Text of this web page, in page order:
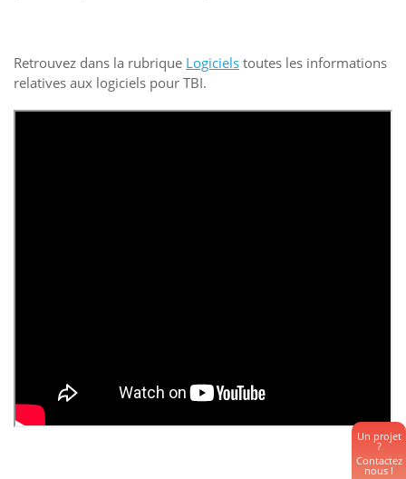
Un projet
?
Contactez
nous !
Retrouvez dans la rubrique Logiciels toutes les informations
relatives aux logiciels pour TBI.